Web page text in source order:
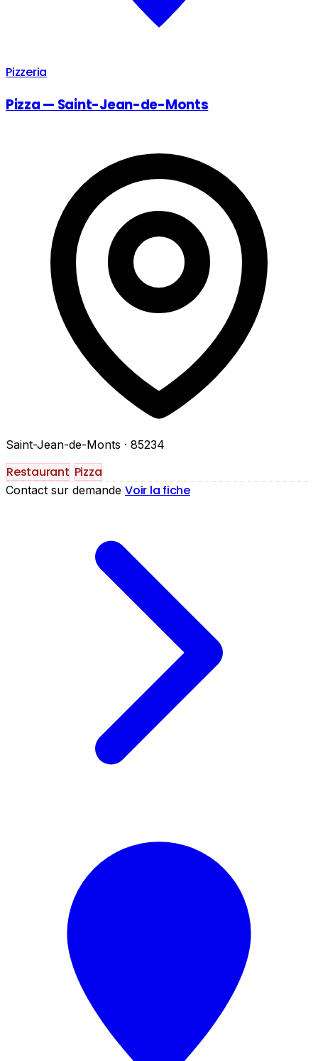
Pizzeria
Pizza — Saint-Jean-de-Monts
Saint-Jean-de-Monts · 85234
Restaurant Pizza
Contact sur demande Voir la fiche